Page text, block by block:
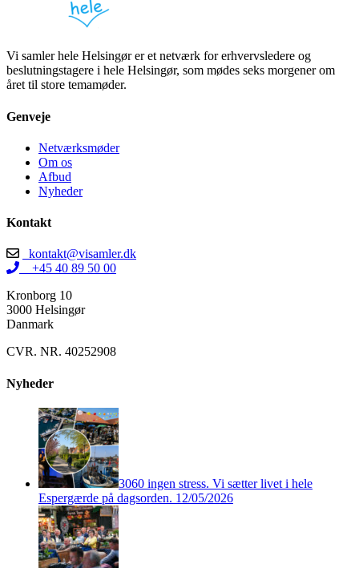
Vi samler hele Helsingør er et netværk for erhvervsledere og
beslutningstagere i hele Helsingør, som mødes seks morgener om
året til store temamøder.
Genveje
Netværksmøder
Om os
Afbud
Nyheder
Kontakt
kontakt@visamler.dk
+45 40 89 50 00
Kronborg 10
3000 Helsingør
Danmark
CVR. NR. 40252908
Nyheder
3060 ingen stress. Vi sætter livet i hele
Espergærde på dagsorden. 12/05/2026